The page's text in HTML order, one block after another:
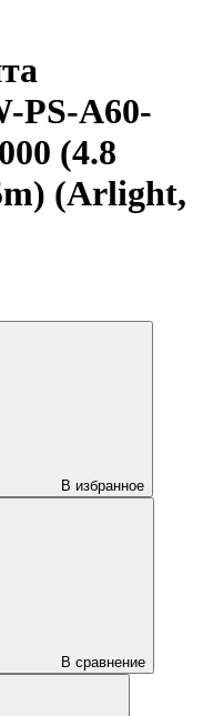
PS-A60-
(4.8
(Arlight,
В избранное
В сравнение